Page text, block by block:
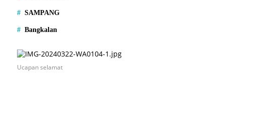
SAMPANG
Bangkalan
Ucapan selamat